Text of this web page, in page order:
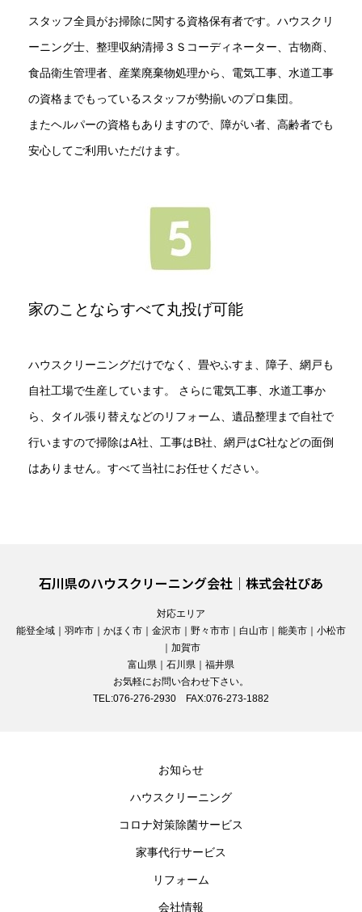
スタッフ全員がお掃除に関する資格保有者です。ハウスクリ
ーニング士、整理収納清掃３Ｓコーディネーター、古物商、
食品衛生管理者、産業廃棄物処理から、電気工事、水道工事
の資格までもっているスタッフが勢揃いのプロ集団。
またヘルパーの資格もありますので、障がい者、高齢者でも
安心してご利用いただけます。
家のことならすべて丸投げ可能
ハウスクリーニングだけでなく、畳やふすま、障子、網戸も
自社工場で生産しています。 さらに電気工事、水道工事か
ら、タイル張り替えなどのリフォーム、遺品整理まで自社で
行いますので掃除はA社、工事はB社、網戸はC社などの面倒
はありません。すべて当社にお任せください。
石川県のハウスクリーニング会社｜株式会社ぴあ
対応エリア
能登全域｜羽咋市｜かほく市｜金沢市｜野々市市｜白山市｜能美市｜小松市
｜加賀市
富山県｜石川県｜福井県
お気軽にお問い合わせ下さい。
TEL:076-276-2930 FAX:076-273-1882
お知らせ
ハウスクリーニング
コロナ対策除菌サービス
家事代行サービス
リフォーム
会社情報